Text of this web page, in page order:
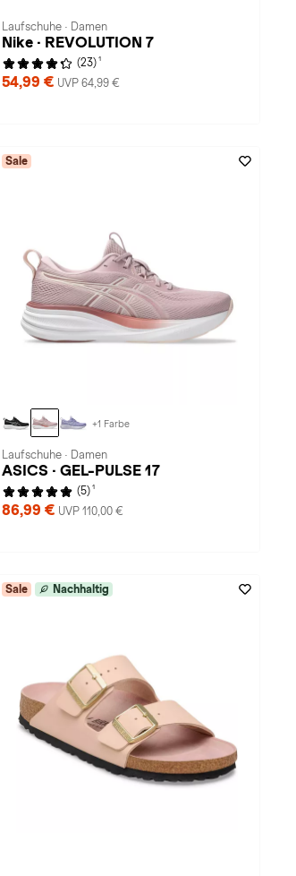
Laufschuhe · Damen
Nike · REVOLUTION 7
(23) 1
54,99 € UVP 64,99 €
Sale
+1 Farbe
Laufschuhe · Damen
ASICS · GEL-PULSE 17
(5) 1
86,99 € UVP 110,00 €
Sale Nachhaltig